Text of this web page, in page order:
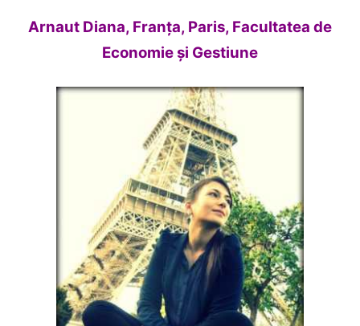
Arnaut Diana, Franţa, Paris, Facultatea de
Economie şi Gestiune